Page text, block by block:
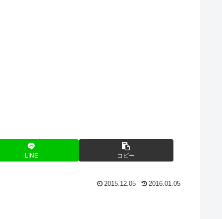
LINE コピー
2015.12.05 2016.01.05